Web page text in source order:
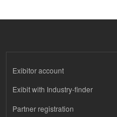
Exibitor account
Exibit with Industry-finder
Partner registration